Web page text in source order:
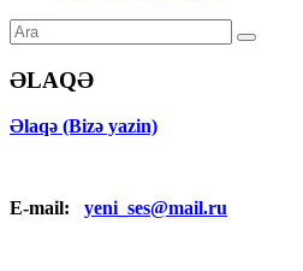
ƏLAQƏ
Əlaqə (Bizə yazin)
E-mail: yeni_ses@mail.ru